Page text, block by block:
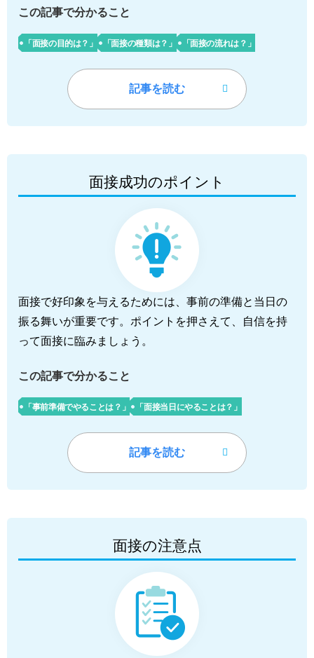
この記事で分かること
「面接の目的は？」 「面接の種類は？」 「面接の流れは？」
記事を読む
面接成功のポイント
面接で好印象を与えるためには、事前の準備と当日の
振る舞いが重要です。ポイントを押さえて、自信を持
って面接に臨みましょう。
この記事で分かること
「事前準備でやることは？」 「面接当日にやることは？」
記事を読む
面接の注意点